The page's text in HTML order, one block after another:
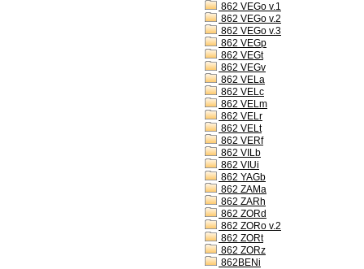
862 VEGo v.1
862 VEGo v.2
862 VEGo v.3
862 VEGp
862 VEGt
862 VEGv
862 VELa
862 VELc
862 VELm
862 VELr
862 VELt
862 VERf
862 VILb
862 VIUi
862 YAGb
862 ZAMa
862 ZARh
862 ZORd
862 ZORo v.2
862 ZORt
862 ZORz
862BENi